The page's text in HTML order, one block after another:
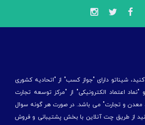
شیناتو دارای "جواز کسب" از "اتحادیه کشوری
اعتماد الکترونیکی" از "مركز توسعه تجارت
معدن و تجارت" می باشد. در صورت هر گونه سوال
از طریق چت آنلاین با بخش پشتیبانی و فروش